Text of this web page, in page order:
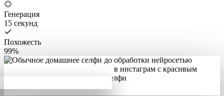
Генерация
15 секунд
Похожесть
99%